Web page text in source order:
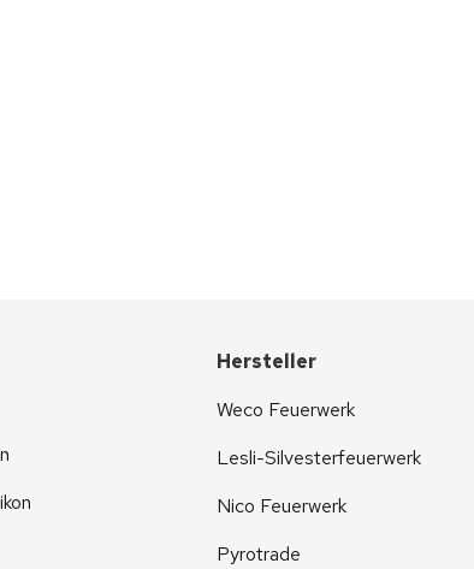
Hersteller
Weco Feuerwerk
Lesli-Silvesterfeuerwerk
Nico Feuerwerk
Pyrotrade